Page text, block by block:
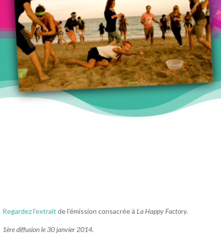
Regardez l’extrait de l’émission consacrée à La Happy Factory.
1ère diffusion le 30 janvier 2014.